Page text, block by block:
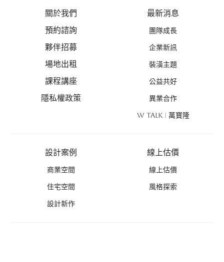
關於我們
預約諮詢
夥伴招募
場地出租
課程講座
隱私權政策
最新消息
團隊成長
企業新訊
裝潢主題
公益共好
異業合作
W TALK | 萬寶隆
設計案例
商業空間
住宅空間
設計新作
線上估價
線上估價
風格探索